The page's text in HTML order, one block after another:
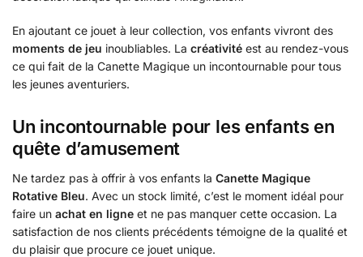
En ajoutant ce jouet à leur collection, vos enfants vivront des
moments de jeu inoubliables. La créativité est au rendez-vous
ce qui fait de la Canette Magique un incontournable pour tous
les jeunes aventuriers.
Un incontournable pour les enfants en
quête d’amusement
Ne tardez pas à offrir à vos enfants la Canette Magique
Rotative Bleu. Avec un stock limité, c’est le moment idéal pour
faire un achat en ligne et ne pas manquer cette occasion. La
satisfaction de nos clients précédents témoigne de la qualité et
du plaisir que procure ce jouet unique.